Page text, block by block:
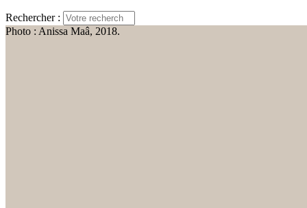
Rechercher :
Photo : Anissa Maâ, 2018.